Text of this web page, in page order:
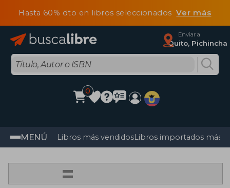
Hasta 60% dto en libros seleccionadosVer más
Enviar a
Quito, Pichincha
0
MENÚ Libros más vendidosLibros importados más
=